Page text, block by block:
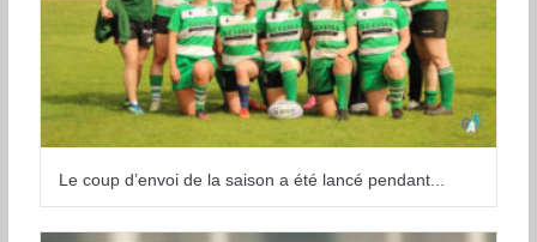
Le coup d’envoi de la saison a été lancé pendant...